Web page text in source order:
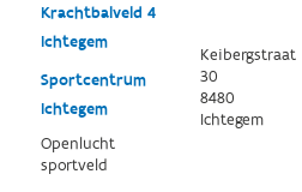
Krachtbalveld 4
Ichtegem
Sportcentrum
Ichtegem
Openlucht
sportveld
Keibergstraat
30
8480
Ichtegem